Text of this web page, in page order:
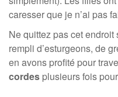
caresser que je n’ai pas
Ne quittez pas cet endroit
rempli d’esturgeons, de
en avons profité pour
cordes plusieurs fois